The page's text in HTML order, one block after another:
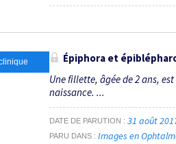
Épiphora et
Une fillette, âgée de 2 ans,
naissance. ...
DATE DE PARUTION 31 août
PARU DANS Images en